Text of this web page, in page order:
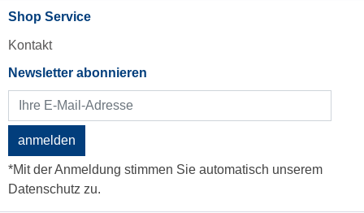
Shop Service
Kontakt
Newsletter abonnieren
anmelden
*Mit der Anmeldung stimmen Sie automatisch unserem
Datenschutz zu.